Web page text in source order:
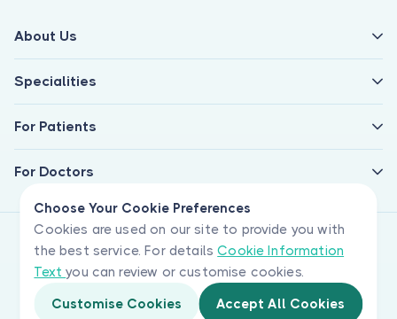
Choose Your Cookie Preferences
Cookies are used on our site to provide you with
the best service. For detailsCookie Information
Textyou can review or customise cookies.
Customise Cookies
Accept All Cookies
About Us
Specialities
For Patients
For Doctors